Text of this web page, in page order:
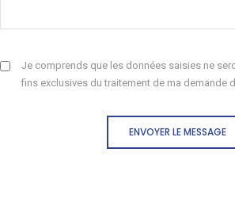
Je comprends que les données saisies ne
fins exclusives du traitement de ma demande
ENVOYER LE MESSAGE